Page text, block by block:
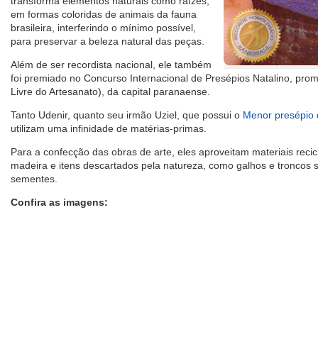
em formas coloridas de animais da fauna
brasileira, interferindo o mínimo possível,
para preservar a beleza natural das peças.
Além de ser recordista nacional, ele também
foi premiado no Concurso Internacional de Presépios Natalino,
Livre do Artesanato), da capital paranaense.
Tanto Udenir, quanto seu irmão Uziel, que possui o Menor presépio
utilizam uma infinidade de matérias-primas.
Para a confecção das obras de arte, eles aproveitam materiais
madeira e itens descartados pela natureza, como galhos e troncos
sementes.
Confira as imagens: